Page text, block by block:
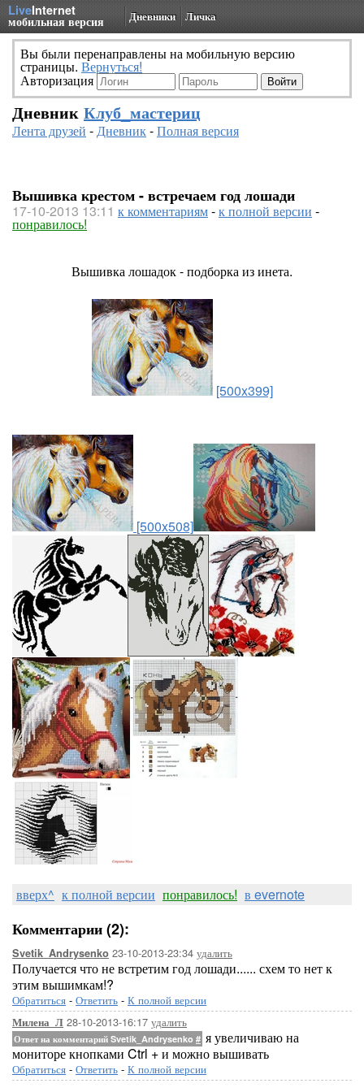
LiveInternet
мобильная версия Дневники Личка
Вы были перенаправлены на мобильную версию
страницы. Вернуться!
Авторизация
Дневник Клуб_мастериц
Лента друзей -Дневник-Полная версия
Вышивка крестом - встречаем год лошади
17-10-2013 13:11 к комментариям-к полной версии -
понравилось!
Вышивка лошадок - подборка из инета.
[500x399]
[500x508]
вверх^ к полной версии понравилось! в evernote
Комментарии (2):
Svetik_Andrysenko 23-10-2013-23:34 удалить
Получается что не встретим год лошади...... схем то нет к
этим вышимкам!?
Обратиться - Ответить - К полной версии
Милена_Л 28-10-2013-16:17 удалить
Ответ на комментарий Svetik_Andrysenko # я увеличиваю на
мониторе кнопками Ctrl + и можно вышивать
Обратиться - Ответить - К полной версии